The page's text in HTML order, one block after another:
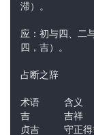
滞）。
应：初与四、二
四，吉）。
占断之辞